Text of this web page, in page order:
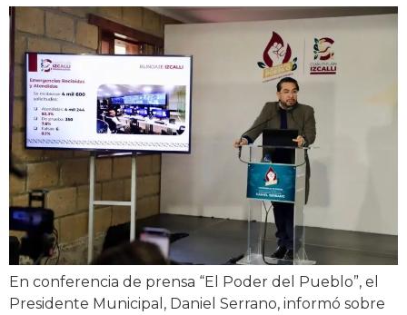
En conferencia de prensa “El Poder del Pueblo”, el
Presidente Municipal, Daniel Serrano, informó sobre